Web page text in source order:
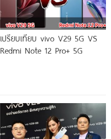
เปรียบเทียบ vivo V29 5G VS
Redmi Note 12 Pro+ 5G